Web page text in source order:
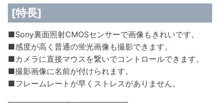
[特長]
■Sony裏面照射CMOSセンサーで画像もきれいです。
■感度が高く普通の蛍光画像も撮影できます。
■カメラに直接マウスを繋いでコントロールできます。
■撮影画像に名前が付けられます。
■フレームレートが早くストレスがありません。